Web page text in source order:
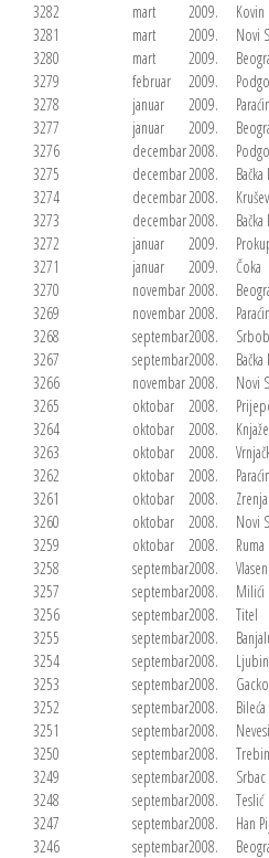
3282
mart 2009. Kovin
3281
mart 2009. Novi
3280
mart 2009.
3279
februar 2009.
3278
januar 2009. Paraćin
3277
januar 2009.
3276
decembar2008.
3275
decembar2008. Bačka
3274
decembar2008.
3273
decembar2008. Bačka
3272
januar 2009.
3271
januar 2009. Čoka
3270
novembar2008.
3269
novembar2008. Paraćin
3268
septembar2008.
3267
septembar2008. Bačka
3266
novembar2008. Novi
3265
oktobar 2008.
3264
oktobar 2008.
3263
oktobar 2008.
3262
oktobar 2008. Paraćin
3261
oktobar 2008.
3260
oktobar 2008. Novi
3259
oktobar 2008. Ruma
3258
septembar2008.
3257
septembar2008. Milići
3256
septembar2008. Titel
3255
septembar2008.
3254
septembar2008.
3253
septembar2008. Gacko
3252
septembar2008. Bileća
3251
septembar2008.
3250
septembar2008.
3249
septembar2008. Srbac
3248
septembar2008. Teslić
3247
septembar2008. Han
3246
septembar2008.